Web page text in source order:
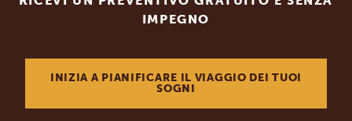
IMPEGNO
INIZIA A PIANIFICARE IL VIAGGIO DEI TUOI
SOGNI